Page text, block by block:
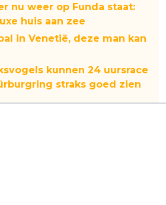
nu weer op Funda staat:
huis aan zee
in Venetië, deze man kan
kunnen 24 uursrace
straks goed zien